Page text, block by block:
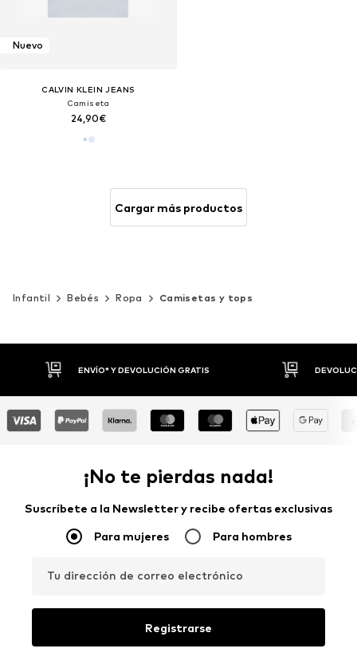
Nuevo
CALVIN KLEIN JEANS
Camiseta
24,90€
Cargar más productos
Infantil Bebés Ropa Camisetas y tops
DEVOLUCIONES HASTA 30 DÍAS
¡No te pierdas nada!
Suscríbete a la Newsletter y recibe ofertas exclusivas
Para mujeres Para hombres
Tu dirección de correo electrónico
Registrarse